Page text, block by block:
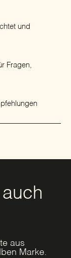
und
Fragen,
aus
Marke.